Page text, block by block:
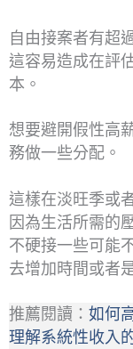
自由接案者有超
這容易造成在評
本。
想要避開假性高
務做一些分配。
這樣在淡旺季或
因為生活所需的
不硬接一些可能
去增加時間或者
推薦閱讀： 如何
理解系統性收入